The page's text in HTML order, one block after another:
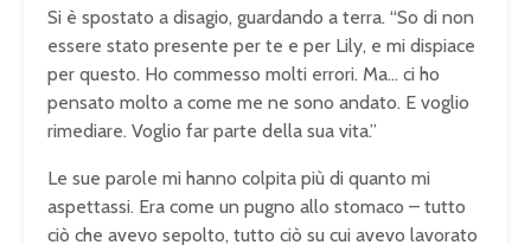
Si è spostato a disagio, guardando a terra. “So di non
essere stato presente per te e per Lily, e mi dispiace
per questo. Ho commesso molti errori. Ma… ci ho
pensato molto a come me ne sono andato. E voglio
rimediare. Voglio far parte della sua vita.”
Le sue parole mi hanno colpita più di quanto mi
aspettassi. Era come un pugno allo stomaco – tutto
ciò che avevo sepolto, tutto ciò su cui avevo lavorato